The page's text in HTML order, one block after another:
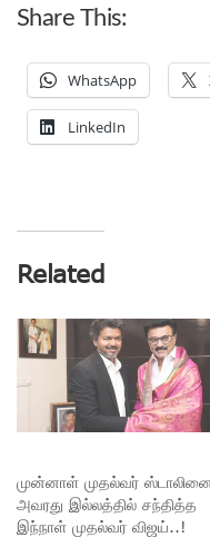
Share This:
WhatsApp
LinkedIn
Related
முன்னாள் முதல்வர்
அவரது இல்லத்தில் சந்தித்த
இந்நாள் முதல்வர் விஜய்..!